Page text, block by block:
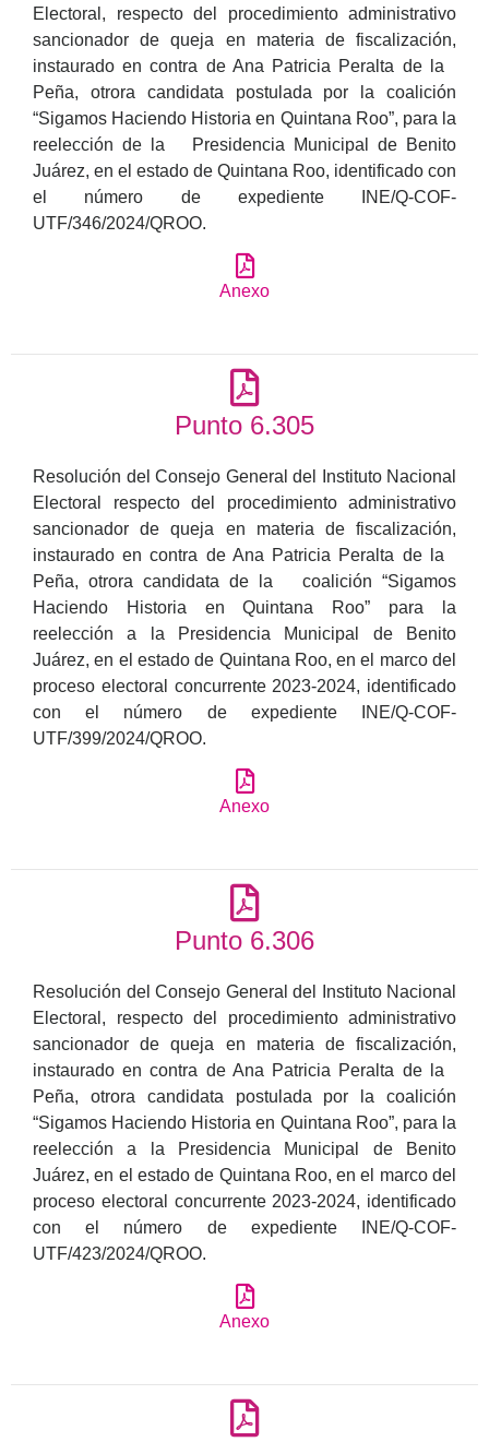
Electoral, respecto del procedimiento administrativo
sancionador de queja en materia de fiscalización,
instaurado en contra de Ana Patricia Peralta de la
Peña, otrora candidata postulada por la coalición
“Sigamos Haciendo Historia en Quintana Roo”, para la
reelección de la Presidencia Municipal de Benito
Juárez, en el estado de Quintana Roo, identificado con
el número de expediente INE/Q-COF-
UTF/346/2024/QROO.
Anexo
Punto 6.305
Resolución del Consejo General del Instituto Nacional
Electoral respecto del procedimiento administrativo
sancionador de queja en materia de fiscalización,
instaurado en contra de Ana Patricia Peralta de la
Peña, otrora candidata de la coalición “Sigamos
Haciendo Historia en Quintana Roo” para la
reelección a la Presidencia Municipal de Benito
Juárez, en el estado de Quintana Roo, en el marco del
proceso electoral concurrente 2023-2024, identificado
con el número de expediente INE/Q-COF-
UTF/399/2024/QROO.
Anexo
Punto 6.306
Resolución del Consejo General del Instituto Nacional
Electoral, respecto del procedimiento administrativo
sancionador de queja en materia de fiscalización,
instaurado en contra de Ana Patricia Peralta de la
Peña, otrora candidata postulada por la coalición
“Sigamos Haciendo Historia en Quintana Roo”, para la
reelección a la Presidencia Municipal de Benito
Juárez, en el estado de Quintana Roo, en el marco del
proceso electoral concurrente 2023-2024, identificado
con el número de expediente INE/Q-COF-
UTF/423/2024/QROO.
Anexo